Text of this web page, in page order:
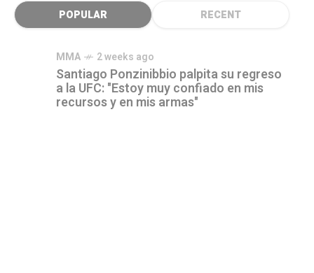
POPULAR RECENT
MMA 2 weeks ago
Santiago Ponzinibbio palpita su regreso
a la UFC: "Estoy muy confiado en mis
recursos y en mis armas"